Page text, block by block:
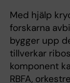
Med hjälp
forskarna
bygger upp
tillverkar
komponent
RBFA,